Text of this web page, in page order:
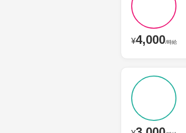
¥4,000/時給